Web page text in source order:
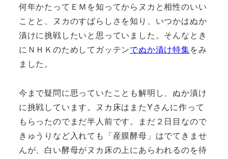
何年かたってＥＭを知ってからヌカと相性のいい
ことと、ヌカのすばらしさを知り、いつかはぬか
漬けに挑戦したいと思っていました。そんなとき
にＮＨＫのためしてガッテンでぬか漬け特集をみ
ました。
今まで疑問に思っていたことも解明し、ぬか漬け
に挑戦しています。ヌカ床はまたYさんに作って
もらったのでまだ半人前です。まだ２日目なので
きゅうりなど入れても「産膜酵母」はでてきませ
んが、白い酵母がヌカ床の上にあらわれるのを待